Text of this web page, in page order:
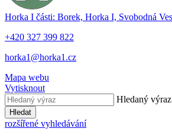
Horka I části: Borek, Horka I, Svobodná Ves
+420 327 399 822
horka1@horka1.cz
Mapa webu
Vytisknout
Hledaný výraz
Hledat
rozšířené vyhledávání